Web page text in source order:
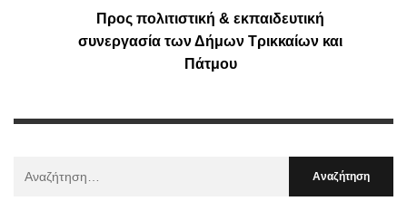
Προς πολιτιστική & εκπαιδευτική
συνεργασία των Δήμων Τρικκαίων και
Πάτμου